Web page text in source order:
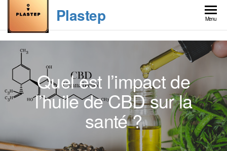
the
content
Plastep Menu
Quel est l’impact de
l’huile de CBD sur la
santé ?